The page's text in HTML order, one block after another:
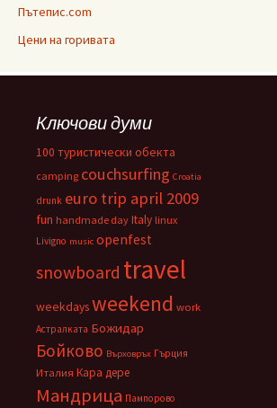
Пътепис.com
Цени на горивата
Ключови думи
100 туристически обекта
camping couchsurfing Croatia
drunk euro trip april 2009
fun handmade day Italy linux
Livigno music openfest
snowboard travel
weekdaysweekend work
Астралката Божидар
Бойково Върховръх Гърция
Италия Кара дере
Мандрица Пампорово